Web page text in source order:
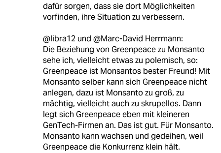
dafür sorgen, dass sie dort Möglichkeiten
vorfinden, ihre Situation zu verbessern.
@libra12 und @Marc-David Herrmann:
Die Beziehung von Greenpeace zu Monsanto
sehe ich, vielleicht etwas zu polemisch, so:
Greenpeace ist Monsantos bester Freund! Mit
Monsanto selber kann sich Greenpeace nicht
anlegen, dazu ist Monsanto zu groß, zu
mächtig, vielleicht auch zu skrupellos. Dann
legt sich Greenpeace eben mit kleineren
GenTech-Firmen an. Das ist gut. Für Monsanto.
Monsanto kann wachsen und gedeihen, weil
Greenpeace die Konkurrenz klein hält.